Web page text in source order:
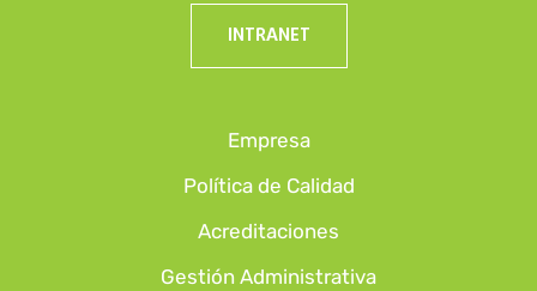
INTRANET
Empresa
Política de Calidad
Acreditaciones
Gestión Administrativa